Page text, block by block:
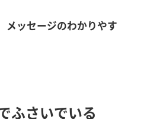
メッセージのわかりやす
ふさいでいる